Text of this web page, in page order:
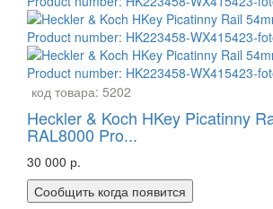
код товара: 5202
Heckler & Koch HKey Picatinny
RAL8000 Pro...
30 000 р.
Сообщить когда появится